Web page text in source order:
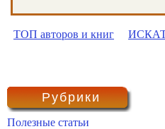
ТОП авторов и книг
Рубрики
Полезные статьи